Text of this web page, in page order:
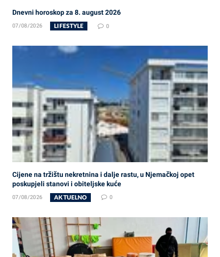
Dnevni horoskop za 8. august 2026
07/08/2026 LIFESTYLE 0
Cijene na tržištu nekretnina i dalje rastu, u Njemačkoj opet
poskupjeli stanovi i obiteljske kuće
07/08/2026 AKTUELNO 0